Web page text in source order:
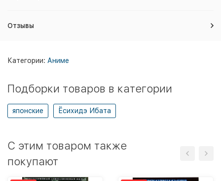
Отзывы
Категории: Аниме
Подборки товаров в категории
японские Ёсихидэ Ибата
C этим товаром также
покупают